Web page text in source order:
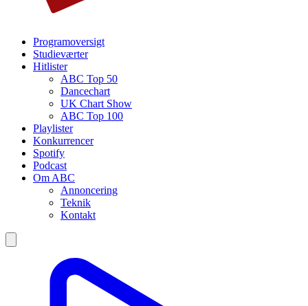
Programoversigt
Studieværter
Hitlister
ABC Top 50
Dancechart
UK Chart Show
ABC Top 100
Playlister
Konkurrencer
Spotify
Podcast
Om ABC
Annoncering
Teknik
Kontakt